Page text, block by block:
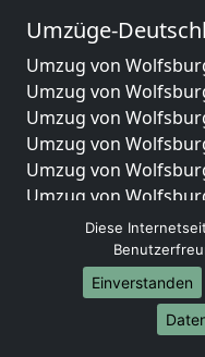
Umzüge-
Umzug von
Umzug von
Umzug von
Umzug von
Umzug von
Umzug von
Umzug von
Umzug von
Umzug von
Umzug von
Umzug von
Diese
Einverstanden